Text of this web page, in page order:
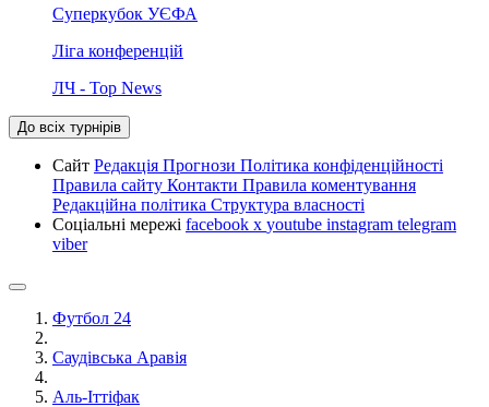
Суперкубок УЄФА
Ліга конференцій
ЛЧ - Top News
До всіх турнірів
Сайт Редакція Прогнози Політика конфіденційності
Правила сайту Контакти Правила коментування
Редакційна політика Структура власності
Соціальні мережі facebook x youtube instagram telegram
viber
Футбол 24
Саудівська Аравія
Аль-Іттіфак